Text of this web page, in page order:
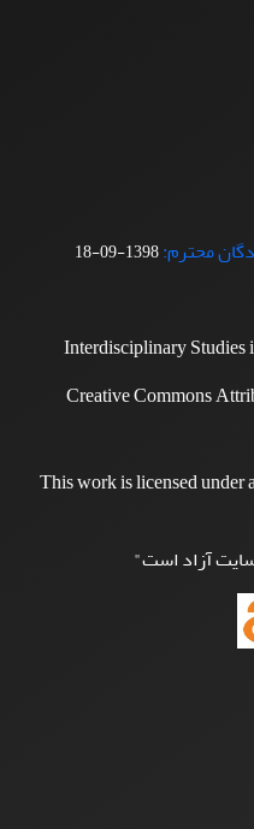
محترم:1398-09-18
Interdisciplinary Studies
Creative Commons
This work is licensed under
آزاد است"